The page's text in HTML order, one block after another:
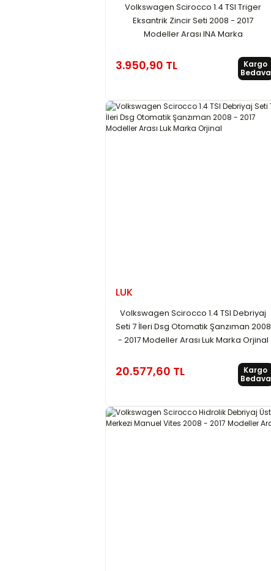
Volkswagen Scirocco 1.4 TSI Triger
Eksantrik Zincir Seti 2008 - 2017
Modeller Arası INA Marka
3.950,90 TL
Kargo
Bedava
LUK
Volkswagen Scirocco 1.4 TSI Debriyaj
Seti 7 İleri Dsg Otomatik Şanzıman 2008
- 2017 Modeller Arası Luk Marka Orjinal
20.577,60 TL
Kargo
Bedava